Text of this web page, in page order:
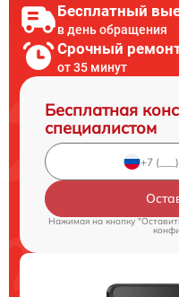
Бесплатный
в день обращения
Срочный
от 35 минут
Бесплатная
специалистом
Нажимая на кнопку